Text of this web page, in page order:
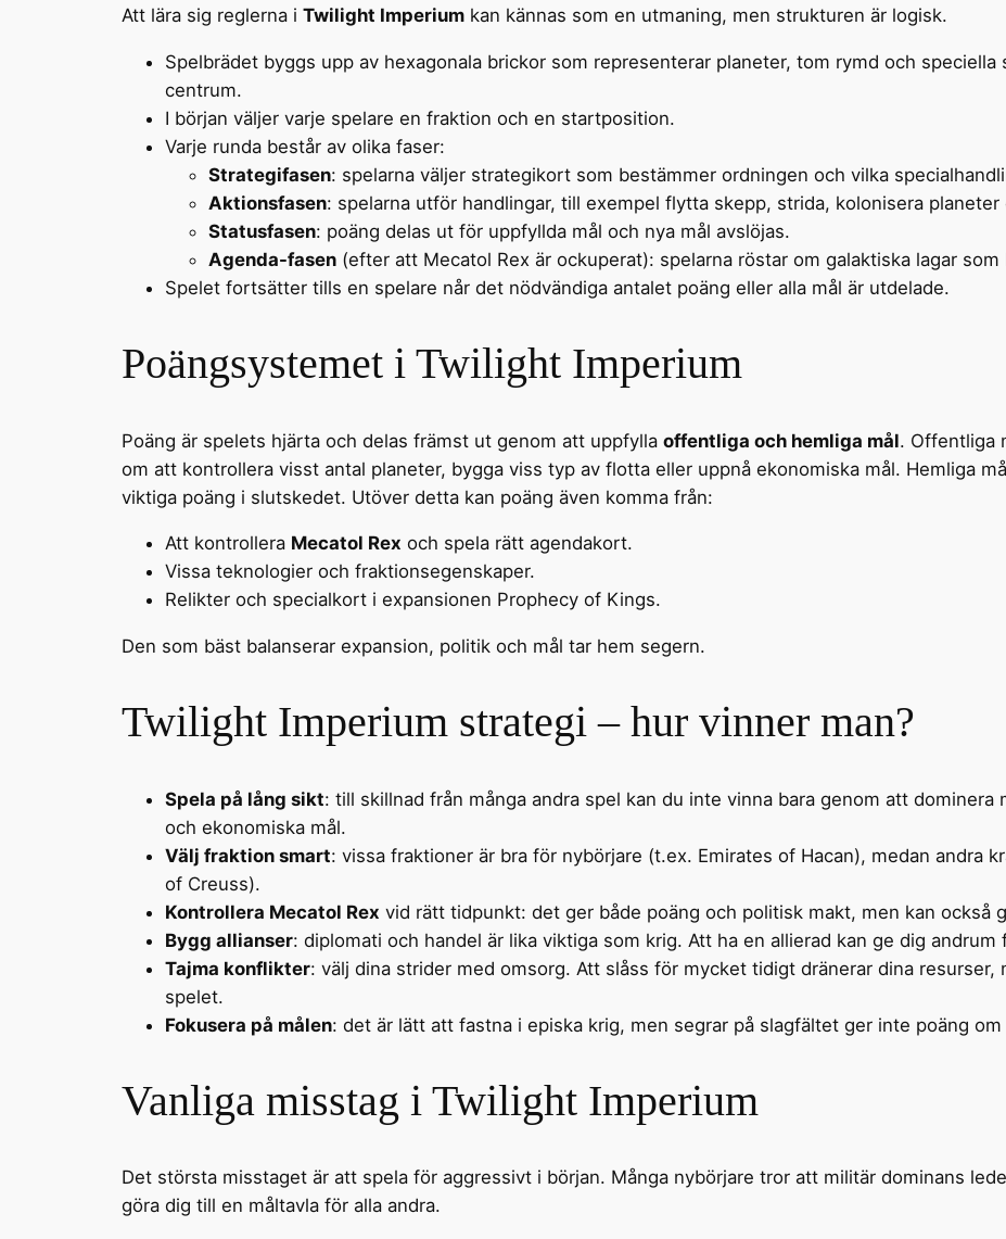
Att lära sig reglerna i Twilight Imperium kan kännas som en utmaning, men strukturen är logisk.
Spelbrädet byggs upp av hexagonala brickor som representerar planeter, tom rymd och speciella
centrum.
I början väljer varje spelare en fraktion och en startposition.
Varje runda består av olika faser:
Strategifasen: spelarna väljer strategikort som bestämmer ordningen och vilka
Aktionsfasen: spelarna utför handlingar, till exempel flytta skepp, strida, kolonisera
Statusfasen: poäng delas ut för uppfyllda mål och nya mål avslöjas.
Agenda-fasen (efter att Mecatol Rex är ockuperat): spelarna röstar om galaktiska lagar
Spelet fortsätter tills en spelare når det nödvändiga antalet poäng eller alla mål är utdelade.
Poängsystemet i Twilight Imperium
Poäng är spelets hjärta och delas främst ut genom att uppfylla offentliga och hemliga mål. Offentliga
om att kontrollera visst antal planeter, bygga viss typ av flotta eller uppnå ekonomiska mål. Hemliga
viktiga poäng i slutskedet. Utöver detta kan poäng även komma från:
Att kontrollera Mecatol Rex och spela rätt agendakort.
Vissa teknologier och fraktionsegenskaper.
Relikter och specialkort i expansionen Prophecy of Kings.
Den som bäst balanserar expansion, politik och mål tar hem segern.
Twilight Imperium strategi – hur vinner man?
Spela på lång sikt: till skillnad från många andra spel kan du inte vinna bara genom att
och ekonomiska mål.
Välj fraktion smart: vissa fraktioner är bra för nybörjare (t.ex. Emirates of Hacan), medan andra
of Creuss).
Kontrollera Mecatol Rex vid rätt tidpunkt: det ger både poäng och politisk makt, men kan också
Bygg allianser: diplomati och handel är lika viktiga som krig. Att ha en allierad kan ge dig andrum
Tajma konflikter: välj dina strider med omsorg. Att slåss för mycket tidigt dränerar dina
spelet.
Fokusera på målen: det är lätt att fastna i episka krig, men segrar på slagfältet ger inte poäng
Vanliga misstag i Twilight Imperium
Det största misstaget är att spela för aggressivt i början. Många nybörjare tror att militär dominans
göra dig till en måltavla för alla andra.